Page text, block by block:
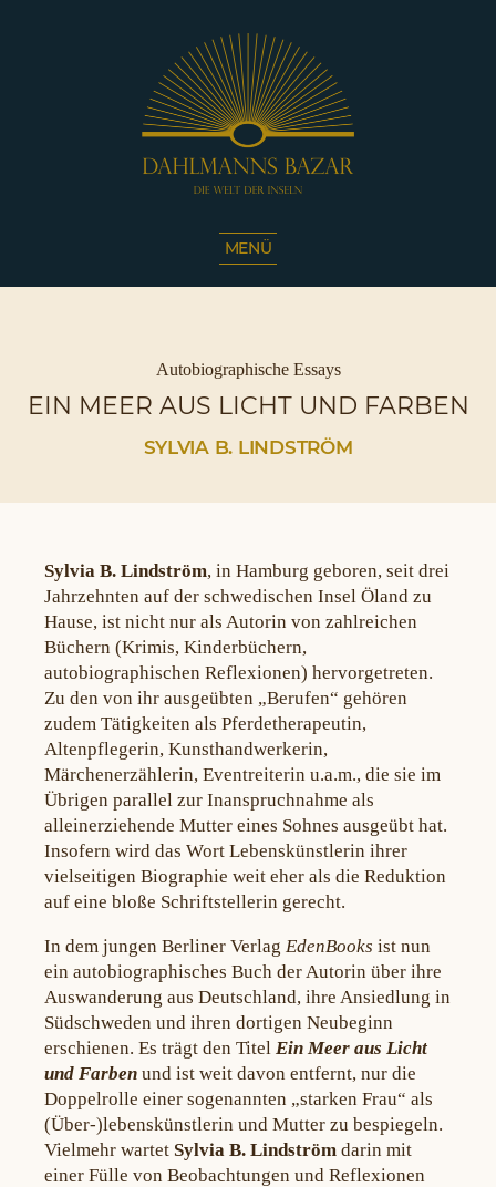
Die
Inseln
|
Café
Sassnitz
MENÜ
Kategorien
Autobiographische Essays
EIN MEER AUS LICHT UND FARBEN
SYLVIA B. LINDSTRÖM
Sylvia B. Lindström, in Hamburg geboren, seit drei
Jahrzehnten auf der schwedischen Insel Öland zu
Hause, ist nicht nur als Autorin von zahlreichen
Büchern (Krimis, Kinderbüchern,
autobiographischen Reflexionen) hervorgetreten.
Zu den von ihr ausgeübten „Berufen“ gehören
zudem Tätigkeiten als Pferdetherapeutin,
Altenpflegerin, Kunsthandwerkerin,
Märchenerzählerin, Eventreiterin u.a.m., die sie im
Übrigen parallel zur Inanspruchnahme als
alleinerziehende Mutter eines Sohnes ausgeübt hat.
Insofern wird das Wort Lebenskünstlerin ihrer
vielseitigen Biographie weit eher als die Reduktion
auf eine bloße Schriftstellerin gerecht.
In dem jungen Berliner Verlag EdenBooks ist nun
ein autobiographisches Buch der Autorin über ihre
Auswanderung aus Deutschland, ihre Ansiedlung in
Südschweden und ihren dortigen Neubeginn
erschienen. Es trägt den Titel Ein Meer aus Licht
und Farben und ist weit davon entfernt, nur die
Doppelrolle einer sogenannten „starken Frau“ als
(Über-)lebenskünstlerin und Mutter zu bespiegeln.
Vielmehr wartet Sylvia B. Lindström darin mit
einer Fülle von Beobachtungen und Reflexionen